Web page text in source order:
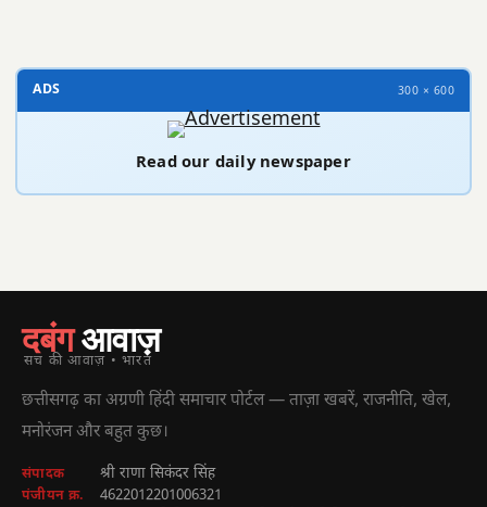
ADS 300 × 600
Read our daily newspaper
दबंगआवाज़
सच की आवाज़ • भारत
छत्तीसगढ़ का अग्रणी हिंदी समाचार पोर्टल — ताज़ा खबरें, राजनीति, खेल,
मनोरंजन और बहुत कुछ।
संपादक श्री राणा सिकंदर सिंह
पंजीयन क्र. 4622012201006321